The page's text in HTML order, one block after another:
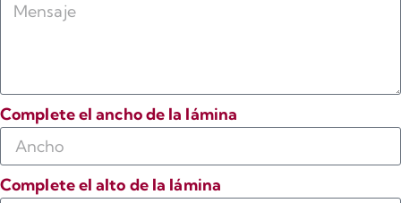
Complete el ancho de la lámina
Complete el alto de la lámina